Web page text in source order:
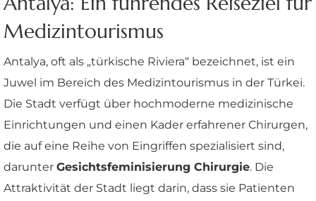
Medizintourismus
Antalya, oft als „türkische Riviera“ bezeichnet, ist ein
Juwel im Bereich des Medizintourismus in der Türkei.
Die Stadt verfügt über hochmoderne medizinische
Einrichtungen und einen Kader erfahrener Chirurgen,
die auf eine Reihe von Eingriffen spezialisiert sind,
darunter Gesichtsfeminisierung Chirurgie. Die
Attraktivität der Stadt liegt darin, dass sie Patienten